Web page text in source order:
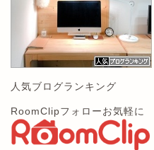
人気ブログランキング
RoomClipフォローお気軽に